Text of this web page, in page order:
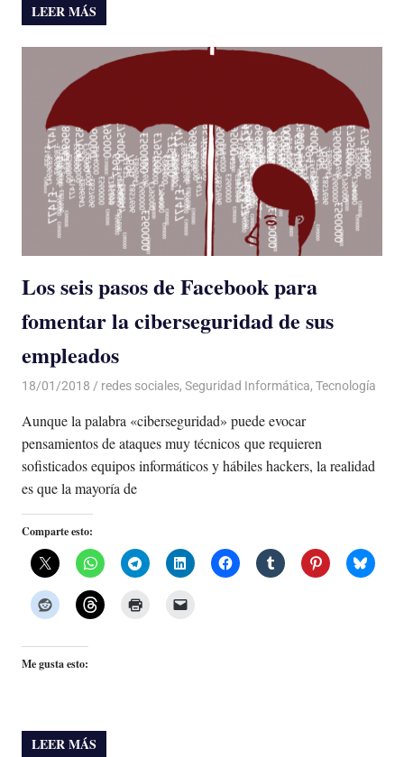
LEER MÁS
Los seis pasos de Facebook para
fomentar la ciberseguridad de sus
empleados
18/01/2018 De todo un Poco
redes sociales, Seguridad Informática, Tecnología
Aunque la palabra «ciberseguridad» puede evocar
pensamientos de ataques muy técnicos que requieren
sofisticados equipos informáticos y hábiles hackers, la realidad
es que la mayoría de
Comparte esto:
Me gusta esto:
LEER MÁS